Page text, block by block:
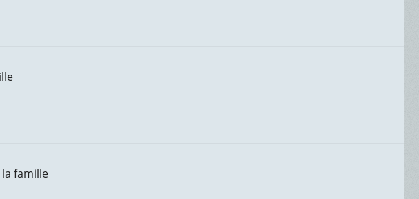
famille